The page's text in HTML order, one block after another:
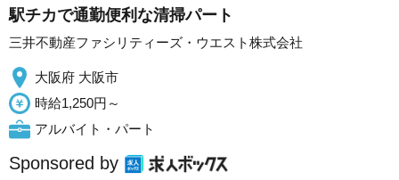
駅チカで通勤便利な清掃パート
三井不動産ファシリティーズ・ウエスト株式会社
大阪府 大阪市
時給1,250円～
アルバイト・パート
Sponsored by